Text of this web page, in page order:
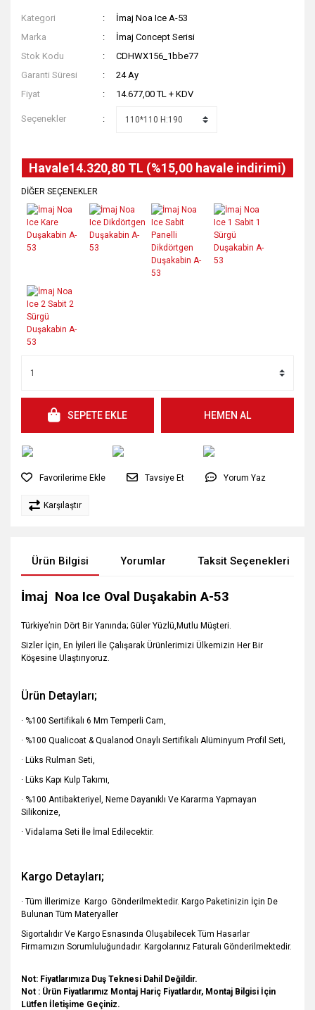
Kategori
İmaj Noa Ice A-53
Marka
İmaj Concept Serisi
Stok Kodu
CDHWX156_1bbe77
Garanti Süresi
24 Ay
Fiyat
14.677,00 TL + KDV
Seçenekler
Havale14.320,80 TL (%15,00 havale indirimi)
DİĞER SEÇENEKLER
SEPETE EKLE HEMEN AL
Tavsiye Et Yorum Yaz
Karşılaştır
Ürün Bilgisi Yorumlar Taksit Seçenekleri
İmaj Noa Ice Oval Duşakabin A-53
Türkiye’nin Dört Bir Yanında; Güler Yüzlü,Mutlu Müşteri.
Sizler İçin, En İyileri İle Çalışarak Ürünlerimizi Ülkemizin Her Bir
Köşesine Ulaştırıyoruz.
Ürün Detayları;
· %100 Sertifikalı 6 Mm Temperli Cam,
· %100 Qualicoat & Qualanod Onaylı Sertifikalı Alüminyum Profil Seti,
· Lüks Rulman Seti,
· Lüks Kapı Kulp Takımı,
· %100 Antibakteriyel, Neme Dayanıklı Ve Kararma Yapmayan
Silikonize,
· Vidalama Seti İle İmal Edilecektir.
Kargo Detayları;
· Tüm İllerimize Kargo Gönderilmektedir. Kargo Paketinizin İçin De
Bulunan Tüm Materyaller
Sigortalıdır Ve Kargo Esnasında Oluşabilecek Tüm Hasarlar
Firmamızın Sorumluluğundadır. Kargolarınız Faturalı Gönderilmektedir.
Not: Fiyatlarımıza Duş Teknesi Dahil Değildir.
Not : Ürün Fiyatlarımız Montaj Hariç Fiyatlardır, Montaj Bilgisi İçin
Lütfen İletişime Geçiniz.